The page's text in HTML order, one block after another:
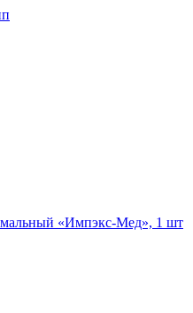
«Импэкс-Мед», 1 шт